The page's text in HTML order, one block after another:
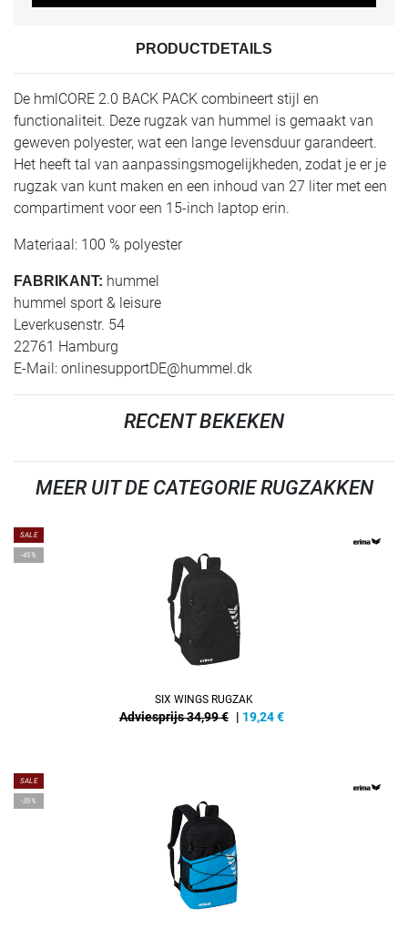
PRODUCTDETAILS
De hmlCORE 2.0 BACK PACK combineert stijl en
functionaliteit. Deze rugzak van hummel is gemaakt van
geweven polyester, wat een lange levensduur garandeert.
Het heeft tal van aanpassingsmogelijkheden, zodat je er je
rugzak van kunt maken en een inhoud van 27 liter met een
compartiment voor een 15-inch laptop erin.
Materiaal: 100 % polyester
FABRIKANT: hummel
hummel sport & leisure
Leverkusenstr. 54
22761 Hamburg
E-Mail: onlinesupportDE@hummel.dk
RECENT BEKEKEN
MEER UIT DE CATEGORIE RUGZAKKEN
SALE
-45%
SIX WINGS RUGZAK
Adviesprijs 34,99 € | 19,24€
SALE
-35%